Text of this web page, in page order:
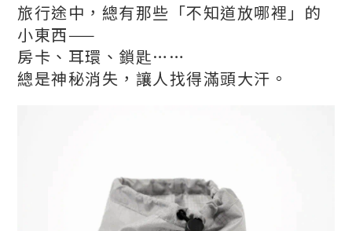
旅行途中，總有那些「不知道放哪裡」的
小東西——
房卡、耳環、鎖匙……
總是神秘消失，讓人找得滿頭大汗。